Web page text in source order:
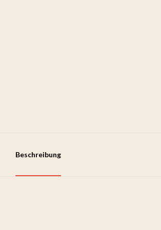
Beschreibung